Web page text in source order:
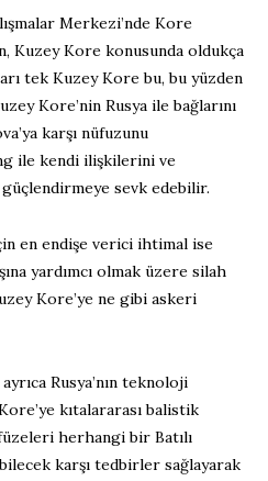
Merkezi’nde Kore
Kuzey Kore konusunda oldukça
tek Kuzey Kore bu, bu yüzden
Kore’nin Rusya ile bağlarını
karşı nüfuzunu
ile kendi ilişkilerini ve
sevk edebilir.
en endişe verici ihtimal ise
yardımcı olmak üzere silah
Kore’ye ne gibi askeri
Rusya’nın teknoloji
kıtalararası balistik
herhangi bir Batılı
karşı tedbirler sağlayarak